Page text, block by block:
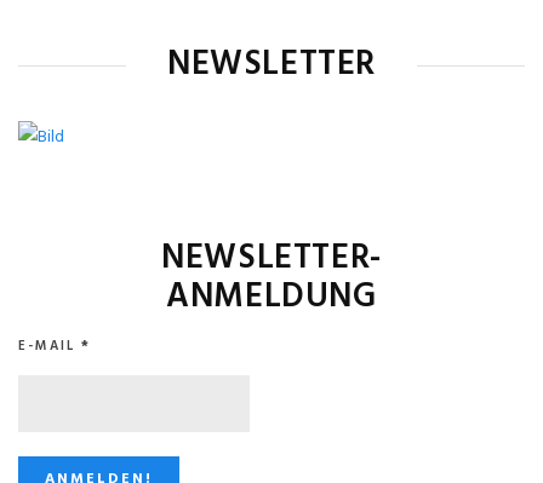
NEWSLETTER
NEWSLETTER-
ANMELDUNG
E-MAIL *